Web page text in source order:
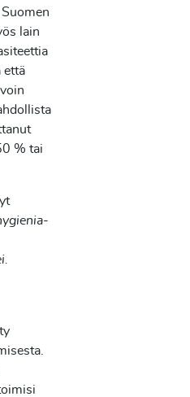
lain
että
% tai